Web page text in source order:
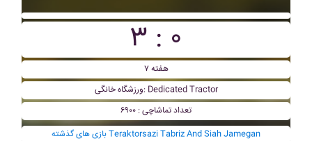
۳ : ۰
هفته ۷
ورزشگاه خانگی: Dedicated Tractor
تعداد تماشاچی : ۶۹۰۰
بازی های گذشته Teraktorsazi Tabriz And Siah Jamegan